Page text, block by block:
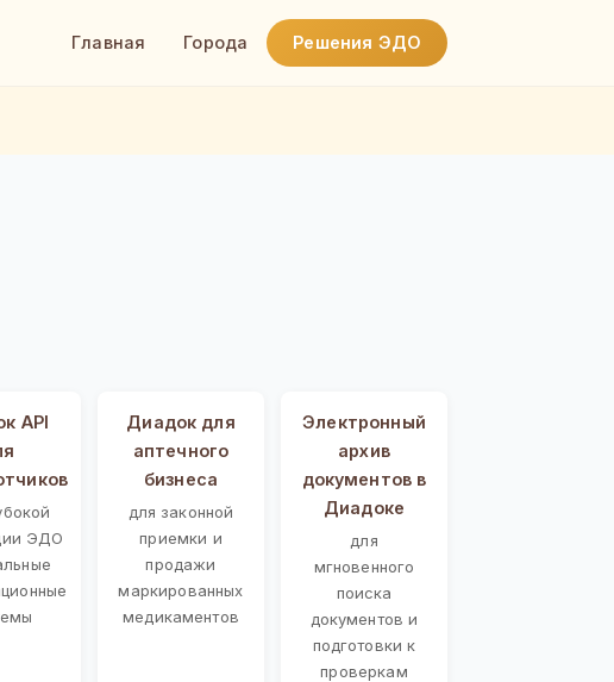
Главная Города Решения ЭДО
API
ЭДО
Диадок для
аптечного
бизнеса
для законной
приемки и
продажи
маркированных
медикаментов
Электронный
архив
документов в
Диадоке
для
мгновенного
поиска
документов и
подготовки к
проверкам